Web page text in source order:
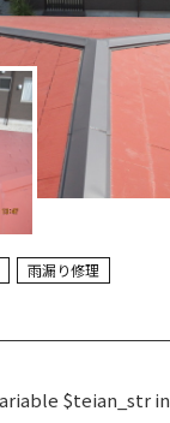
雨漏り修理
$teian_str in